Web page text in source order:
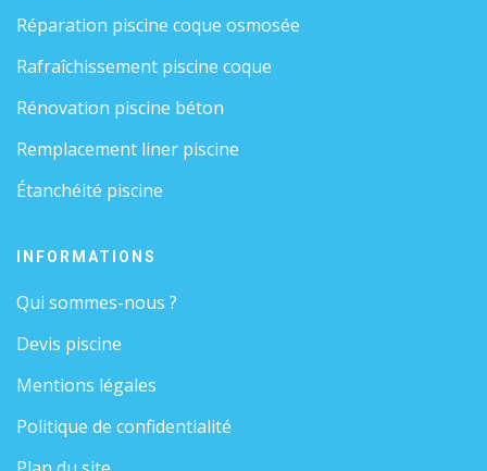
Réparation piscine coque osmosée
Rafraîchissement piscine coque
Rénovation piscine béton
Remplacement liner piscine
Étanchéité piscine
INFORMATIONS
Qui sommes-nous ?
Devis piscine
Mentions légales
Politique de confidentialité